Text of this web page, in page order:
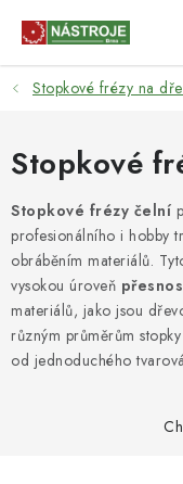
NÁSTROJE
AKCE
BRUSIVO
ELEKTRONÁŘADÍ
LEPENÍ A SPOJOVÁNÍ
RUČNÍ NÁŘADÍ,
Stopkové frézy na
Stopkové
Stopkové frézy čelní
profesionálního i hobby
obráběním materiálů.
vysokou úroveň
materiálů, jako jsou
různým průměrům
od jednoduchého